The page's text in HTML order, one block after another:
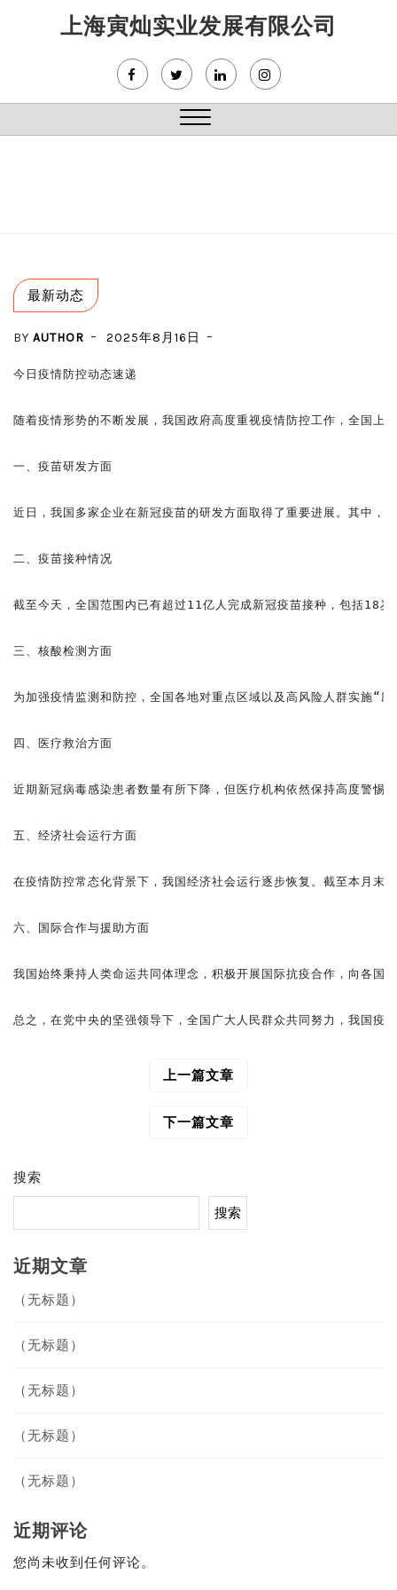
上海寅灿实业发展有限公司
Close
最新动态
BY AUTHOR 2025年8月16日
今日疫情防控动态速递
随着疫情形势的不断发展，我国政府高度重视疫情防控工作，全国上
一、疫苗研发方面
近日，我国多家企业在新冠疫苗的研发方面取得了重要进展。其中，
二、疫苗接种情况
截至今天，全国范围内已有超过11亿人完成新冠疫苗接种，包括18
三、核酸检测方面
为加强疫情监测和防控，全国各地对重点区域以及高风险人群实施“
四、医疗救治方面
近期新冠病毒感染患者数量有所下降，但医疗机构依然保持高度警惕
五、经济社会运行方面
在疫情防控常态化背景下，我国经济社会运行逐步恢复。截至本月
六、国际合作与援助方面
我国始终秉持人类命运共同体理念，积极开展国际抗疫合作，向各国
上一篇文章
下一篇文章
搜索
搜索
近期文章
（无标题）
（无标题）
（无标题）
（无标题）
（无标题）
近期评论
您尚未收到任何评论。